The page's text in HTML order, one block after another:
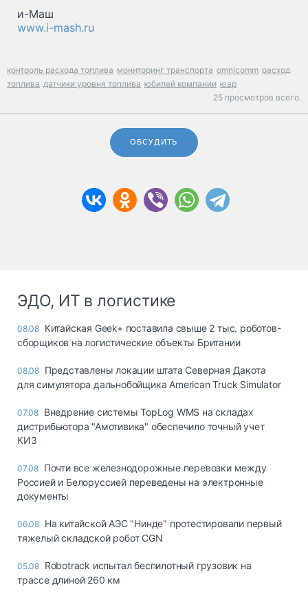
и-Маш
www.i-mash.ru
контроль расхода топлива мониторинг транспорта omnicomm расход
топлива датчики уровня топлива юбилей компании юар
25 просмотров всего.
ОБСУДИТЬ
ЭДО, ИТ в логистике
08.08 Китайская Geek+ поставила свыше 2 тыс. роботов-
сборщиков на логистические объекты Британии
08.08 Представлены локации штата Северная Дакота
для симулятора дальнобойщика American Truck Simulator
07.08 Внедрение системы TopLog WMS на складах
дистрибьютора "Амотивика" обеспечило точный учет
КИЗ
07.08 Почти все железнодорожные перевозки между
Россией и Белоруссией переведены на электронные
документы
06.08 На китайской АЭС "Нинде" протестировали первый
тяжелый складской робот CGN
05.08 Robotrack испытал беспилотный грузовик на
трассе длиной 260 км